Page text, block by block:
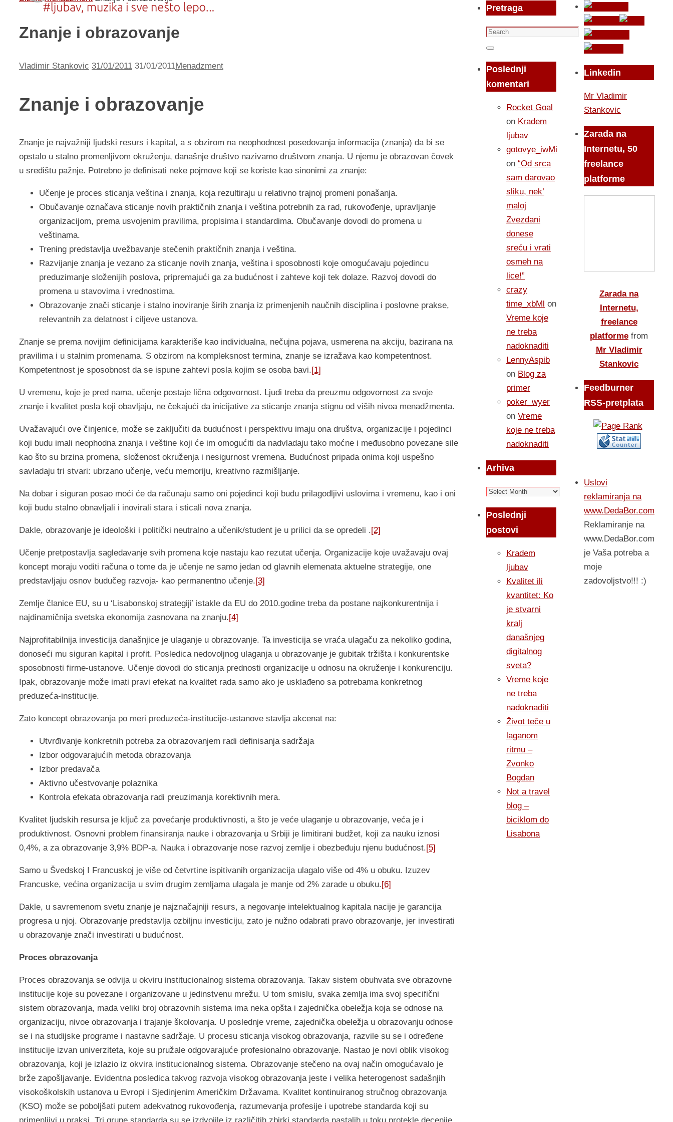
Znanje i obrazovanje
Vladimir Stankovic 31/01/2011 31/01/2011Menadzment
Znanje i obrazovanje
Znanje je najvažniji ljudski resurs i kapital, a s obzirom na neophodnost posedovanja informacija (znanja) da bi se
opstalo u stalno promenljivom okruženju, današnje društvo nazivamo društvom znanja. U njemu je obrazovan čovek
u središtu pažnje. Potrebno je definisati neke pojmove koji se koriste kao sinonimi za znanje:
Učenje je proces sticanja veština i znanja, koja rezultiraju u relativno trajnoj promeni ponašanja.
Obučavanje označava sticanje novih praktičnih znanja i veština potrebnih za rad, rukovođenje, upravljanje
organizacijom, prema usvojenim pravilima, propisima i standardima. Obučavanje dovodi do promena u
veštinama.
Trening predstavlja uvežbavanje stečenih praktičnih znanja i veština.
Razvijanje znanja je vezano za sticanje novih znanja, veština i sposobnosti koje omogućavaju pojedincu
preduzimanje složenijih poslova, pripremajući ga za budućnost i zahteve koji tek dolaze. Razvoj dovodi do
promena u stavovima i vrednostima.
Obrazovanje znači sticanje i stalno inoviranje širih znanja iz primenjenih naučnih disciplina i poslovne prakse,
relevantnih za delatnost i ciljeve ustanova.
Znanje se prema novijim definicijama karakteriše kao individualna, nečujna pojava, usmerena na akciju, bazirana na
pravilima i u stalnim promenama. S obzirom na kompleksnost termina, znanje se izražava kao kompetentnost.
Kompetentnost je sposobnost da se ispune zahtevi posla kojim se osoba bavi.[1]
U vremenu, koje je pred nama, učenje postaje lična odgovornost. Ljudi treba da preuzmu odgovornost za svoje
znanje i kvalitet posla koji obavljaju, ne čekajući da inicijative za sticanje znanja stignu od viših nivoa menadžmenta.
Uvažavajući ove činjenice, može se zaključiti da budućnost i perspektivu imaju ona društva, organizacije i pojedinci
koji budu imali neophodna znanja i veštine koji će im omogućiti da nadvladaju tako moćne i međusobno povezane sile
kao što su brzina promena, složenost okruženja i nesigurnost vremena. Budućnost pripada onima koji uspešno
savladaju tri stvari: ubrzano učenje, veću memoriju, kreativno razmišljanje.
Na dobar i siguran posao moći će da računaju samo oni pojedinci koji budu prilagodljivi uslovima i vremenu, kao i oni
koji budu stalno obnavljali i inovirali stara i sticali nova znanja.
Dakle, obrazovanje je ideološki i politički neutralno a učenik/student je u prilici da se opredeli .[2]
Učenje pretpostavlja sagledavanje svih promena koje nastaju kao rezutat učenja. Organizacije koje uvažavaju ovaj
koncept moraju voditi računa o tome da je učenje ne samo jedan od glavnih elemenata aktuelne strategije, one
predstavljaju osnov budučeg razvoja- kao permanentno učenje.[3]
Zemlje članice EU, su u ‘Lisabonskoj strategiji’ istakle da EU do 2010.godine treba da postane najkonkurentnija i
najdinamičnija svetska ekonomija zasnovana na znanju.[4]
Najprofitabilnija investicija današnjice je ulaganje u obrazovanje. Ta investicija se vraća ulagaču za nekoliko godina,
donoseći mu siguran kapital i profit. Posledica nedovoljnog ulaganja u obrazovanje je gubitak tržišta i konkurentske
sposobnosti firme-ustanove. Učenje dovodi do sticanja prednosti organizacije u odnosu na okruženje i konkurenciju.
Ipak, obrazovanje može imati pravi efekat na kvalitet rada samo ako je usklađeno sa potrebama konkretnog
preduzeća-institucije.
Zato koncept obrazovanja po meri preduzeća-institucije-ustanove stavlja akcenat na:
Utvrđivanje konkretnih potreba za obrazovanjem radi definisanja sadržaja
Izbor odgovarajućih metoda obrazovanja
Izbor predavača
Aktivno učestvovanje polaznika
Kontrola efekata obrazovanja radi preuzimanja korektivnih mera.
Kvalitet ljudskih resursa je ključ za povećanje produktivnosti, a što je veće ulaganje u obrazovanje, veća je i
produktivnost. Osnovni problem finansiranja nauke i obrazovanja u Srbiji je limitirani budžet, koji za nauku iznosi
0,4%, a za obrazovanje 3,9% BDP-a. Nauka i obrazovanje nose razvoj zemlje i obezbeđuju njenu budućnost.[5]
Samo u Švedskoj I Francuskoj je više od četvrtine ispitivanih organizacija ulagalo više od 4% u obuku. Izuzev
Francuske, većina organizacija u svim drugim zemljama ulagala je manje od 2% zarade u obuku.[6]
Dakle, u savremenom svetu znanje je najznačajniji resurs, a negovanje intelektualnog kapitala nacije je garancija
progresa u njoj. Obrazovanje predstavlja ozbiljnu investiciju, zato je nužno odabrati pravo obrazovanje, jer investirati
u obrazovanje znači investirati u budućnost.
Proces obrazovanja
Proces obrazovanja se odvija u okviru institucionalnog sistema obrazovanja. Takav sistem obuhvata sve obrazovne
institucije koje su povezane i organizovane u jedinstvenu mrežu. U tom smislu, svaka zemlja ima svoj specifični
sistem obrazovanja, mada veliki broj obrazovnih sistema ima neka opšta i zajednička obeležja koja se odnose na
organizaciju, nivoe obrazovanja i trajanje školovanja. U poslednje vreme, zajednička obeležja u obrazovanju odnose
se i na studijske programe i nastavne sadržaje. U procesu sticanja visokog obrazovanja, razvile su se i određene
institucije izvan univerziteta, koje su pružale odgovarajuće profesionalno obrazovanje. Nastao je novi oblik visokog
obrazovanja, koji je izlazio iz okvira institucionalnog sistema. Obrazovanje stečeno na ovaj način omogućavalo je
brže zapošljavanje. Evidentna posledica takvog razvoja visokog obrazovanja jeste i velika heterogenost sadašnjih
visokoškolskih ustanova u Evropi i Sjedinjenim Američkim Državama. Kvalitet kontinuiranog stručnog obrazovanja
(KSO) može se poboljšati putem adekvatnog rukovođenja, razumevanja profesije i upotrebe standarda koji su
Pretraga
Search
for:
Search
Poslednji
komentari
Rocket Goal
on Kradem
ljubav
gotovye_iwMi
on “Od srca
sam darovao
sliku, nek’
maloj
Zvezdani
donese
sreću i vrati
osmeh na
lice!”
crazy
time_xbMl on
Vreme koje
ne treba
nadoknaditi
LennyAspib
on Blog za
primer
poker_wyer
on Vreme
koje ne treba
nadoknaditi
Arhiva
Arhiva
Poslednji
postovi
Kradem
ljubav
Kvalitet ili
kvantitet: Ko
je stvarni
kralj
današnjeg
digitalnog
sveta?
Vreme koje
ne treba
nadoknaditi
Život teče u
laganom
ritmu –
Zvonko
Bogdan
Not a travel
blog –
biciklom do
Lisabona
Linkedin
Mr Vladimir
Stankovic
Zarada na
Internetu, 50
freelance
platforme
Zarada na
Internetu,
freelance
platforme from
Mr Vladimir
Stankovic
Feedburner
RSS-pretplata
Uslovi
reklamiranja na
www.DedaBor.com
Reklamiranje na
www.DedaBor.com
je Vaša potreba a
moje
zadovoljstvo!!! :)